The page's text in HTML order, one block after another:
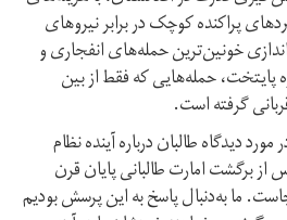
پراکنده‌ کوچک در برابر نیروهای
خونین‌ترین حمله‌های انفجاری و
پایتخت، حمله‌هایی که فقط از بین
گرفته‌ است.
دیدگاه طالبان درباره‌ آینده‌ نظام
برگشت امارت طالبانی پایان قرن
ما به‌دنبال پاسخ به این پرسش بودیم